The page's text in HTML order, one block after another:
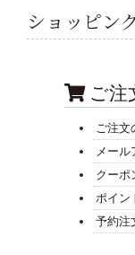
ショッピン
ご注
ご注文
メール
クーポ
ポイン
予約注